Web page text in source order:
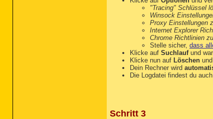
"Tracing" Schlüssel
Winsock
Proxy Einstellungen
Internet Explorer
Chrome Richtlinien
Stelle sicher, dass
Klicke auf Suchlaufund
Klicke nun auf Löschen
Dein Rechner wird
Die Logdatei findest du
Schritt 3